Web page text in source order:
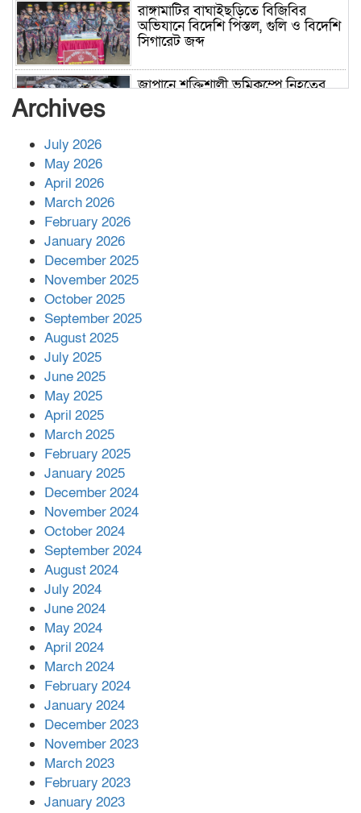
রাঙ্গামাটির বাঘাইছড়িতে বিজিবির
অভিযানে বিদেশি পিস্তল, গুলি ও বিদেশি
সিগারেট জব্দ
জাপানে শক্তিশালী ভূমিকম্পে নিহতের
পর ফোন তারেক রহমানের,গ্যাস সঙ্কট
সহায়তা দিলেন সাচিং প্রু জেরী
Archives
July 2026
May 2026
April 2026
March 2026
February 2026
January 2026
December 2025
November 2025
October 2025
September 2025
August 2025
July 2025
June 2025
May 2025
April 2025
March 2025
February 2025
January 2025
December 2024
November 2024
October 2024
September 2024
August 2024
July 2024
June 2024
May 2024
April 2024
March 2024
February 2024
January 2024
December 2023
November 2023
March 2023
February 2023
January 2023